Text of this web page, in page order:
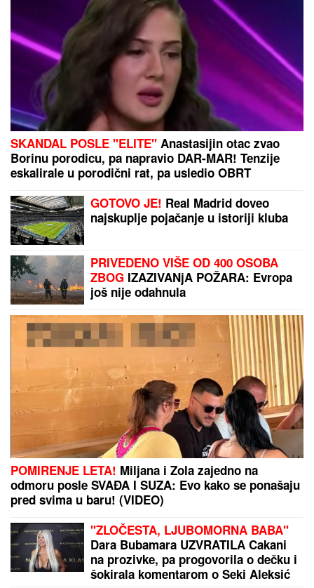
SKANDAL POSLE "ELITE" Anastasijin otac zvao
Borinu porodicu, pa napravio DAR-MAR! Tenzije
eskalirale u porodični rat, pa usledio OBRT
GOTOVO JE! Real Madrid doveo
najskuplje pojačanje u istoriji kluba
PRIVEDENO VIŠE OD 400 OSOBA
ZBOG IZAZIVANjA POŽARA: Evropa
još nije odahnula
POMIRENJE LETA! Miljana i Zola zajedno na
odmoru posle SVAĐA I SUZA: Evo kako se ponašaju
pred svima u baru! (VIDEO)
"ZLOČESTA, LJUBOMORNA BABA"
Dara Bubamara UZVRATILA Cakani
na prozivke, pa progovorila o dečku i
šokirala komentarom o Seki Aleksić